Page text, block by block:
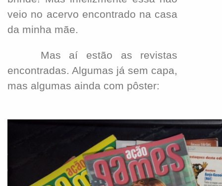
veio no acervo encontrado na casa
da minha mãe.
Mas aí estão as revistas
encontradas. Algumas já sem capa,
mas algumas ainda com pôster: